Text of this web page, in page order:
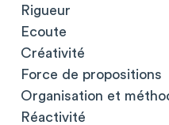
Rigueur
Ecoute
Créativité
Force de propositions
Organisation et
Réactivité